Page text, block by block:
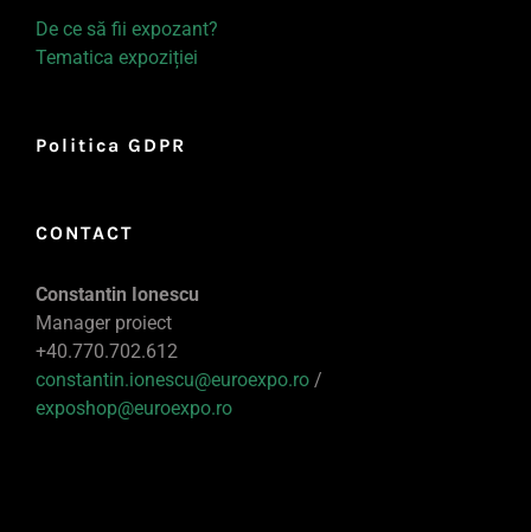
De ce să fii expozant?
Tematica expoziției
Politica GDPR
CONTACT
Constantin Ionescu
Manager proiect
+40.770.702.612
constantin.ionescu@euroexpo.ro /
exposhop@euroexpo.ro